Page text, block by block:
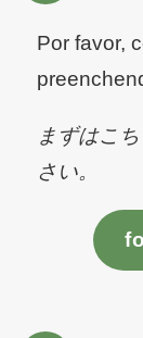
Por favor,
まずはこ
さい。